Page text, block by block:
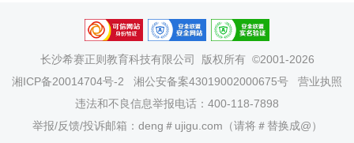
长沙希赛正则教育科技有限公司
版权所有 ©2001-2026
湘ICP备20014704号-2
湘公安备案43019002000675号
营业执照
违法和不良信息举报电话：400-118-7898
举报/反馈/投诉邮箱：deng＃ujigu.com（请将＃替换成@）